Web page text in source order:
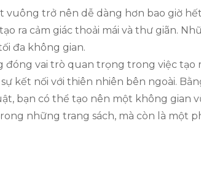
trở nên dễ dàng hơn bao giờ
ra cảm giác thoải mái và thư giãn.
đa không gian.
đóng vai trò quan trọng trong việc
kết nối với thiên nhiên bên ngoài.
bạn có thể tạo nên một không gian
những trang sách, mà còn là một